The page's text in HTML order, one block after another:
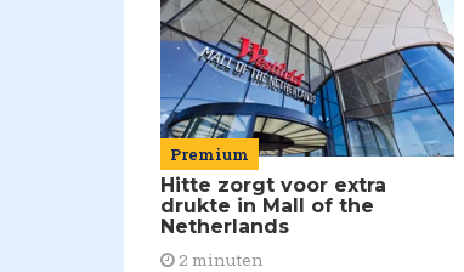
Premium
Hitte zorgt voor extra
drukte in Mall of the
Netherlands
2 minuten